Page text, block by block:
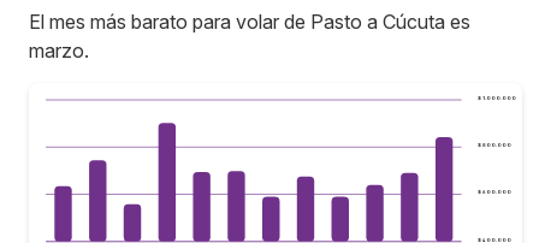
El mes más barato para volar de Pasto a Cúcuta es
marzo.
$ 400.000
$ 600.000
$ 800.000
$ 1.000.000